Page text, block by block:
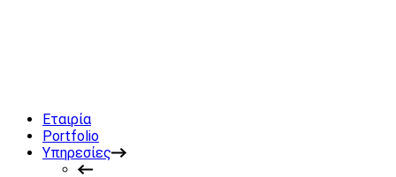
Εταιρία
Portfolio
Υπηρεσίες